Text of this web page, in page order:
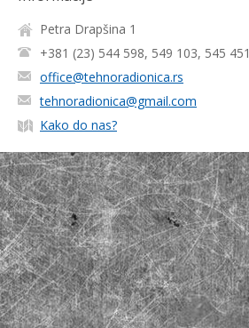
Petra Drapšina 1
+381 (23) 544 598, 549 103, 545 451
office@tehnoradionica.rs
tehnoradionica@gmail.com
Kako do nas?